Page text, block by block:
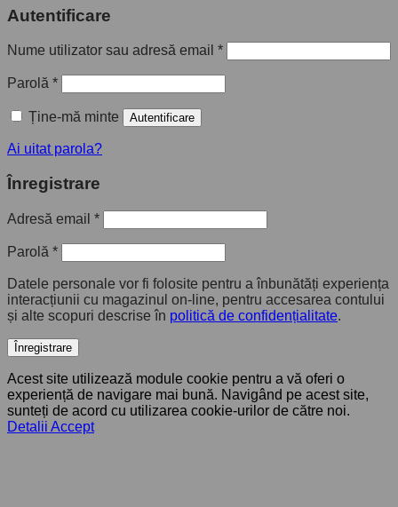
Autentificare
Nume utilizator sau adresă email *
Parolă *
Ține-mă minte Autentificare
Ai uitat parola?
Înregistrare
Adresă email *
Parolă *
Datele personale vor fi folosite pentru a înbunătăți experiența
interacțiunii cu magazinul on-line, pentru accesarea contului
și alte scopuri descrise în politică de confidențialitate.
Înregistrare
Acest site utilizează module cookie pentru a vă oferi o
experiență de navigare mai bună. Navigând pe acest site,
sunteți de acord cu utilizarea cookie-urilor de către noi.
Detalii Accept